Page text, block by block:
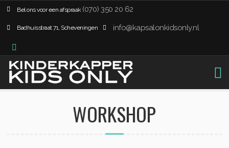
Bel ons voor een afspraak (070) 350 20 62
Badhuisstraat 71, Scheveningen info@kapsalonkidsonly.nl
WORKSHOP